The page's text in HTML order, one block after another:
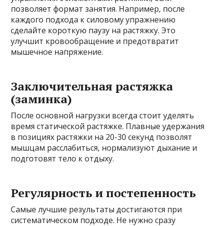
позволяет формат занятия. Например, после
каждого подхода к силовому упражнению
сделайте короткую паузу на растяжку. Это
улучшит кровообращение и предотвратит
мышечное напряжение.
Заключительная растяжка
(заминка)
После основной нагрузки всегда стоит уделять
время статической растяжке. Плавные удержания
в позициях растяжки на 20-30 секунд позволят
мышцам расслабиться, нормализуют дыхание и
подготовят тело к отдыху.
Регулярность и постепенность
Самые лучшие результаты достигаются при
систематическом подходе. Не нужно сразу